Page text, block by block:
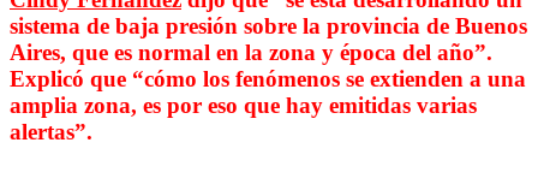
sistema de baja presión sobre la provincia de Buenos
Aires, que es normal en la zona y época del año”.
Explicó que “cómo los fenómenos se extienden a una
amplia zona, es por eso que hay emitidas varias
alertas”.